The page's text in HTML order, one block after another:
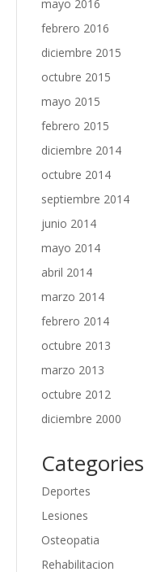
mayo 2016
febrero 2016
diciembre 2015
octubre 2015
mayo 2015
febrero 2015
diciembre 2014
octubre 2014
septiembre 2014
junio 2014
mayo 2014
abril 2014
marzo 2014
febrero 2014
octubre 2013
marzo 2013
octubre 2012
diciembre 2000
Categories
Deportes
Lesiones
Osteopatia
Rehabilitacion